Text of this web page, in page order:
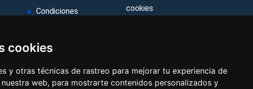
cookies
y otras técnicas de rastreo para mejorar tu experiencia de
web, para mostrarte contenidos personalizados y
Condiciones
Ley de Viajes
Política de
privacidad
cookies